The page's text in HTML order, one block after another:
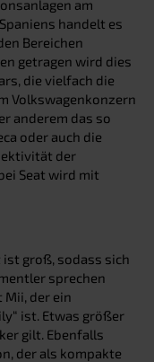
am
handelt es
Bereichen
getragen wird dies
die vielfach die
Volkswagenkonzern
anderem das so
oder auch die
der
Seat wird mit
ist groß, sodass sich
sprechen
Mii, der ein
ist. Etwas größer
gilt. Ebenfalls
der als kompakte